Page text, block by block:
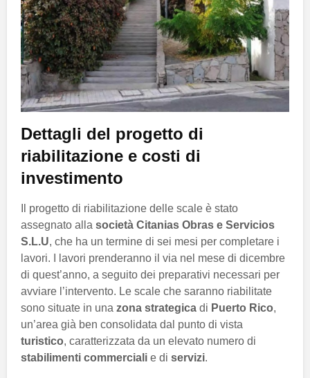
Dettagli del progetto di
riabilitazione e costi di
investimento
Il progetto di riabilitazione delle scale è stato
assegnato alla società Citanias Obras e Servicios
S.L.U, che ha un termine di sei mesi per completare i
lavori. I lavori prenderanno il via nel mese di dicembre
di quest’anno, a seguito dei preparativi necessari per
avviare l’intervento. Le scale che saranno riabilitate
sono situate in una zona strategica di Puerto Rico,
un’area già ben consolidata dal punto di vista
turistico, caratterizzata da un elevato numero di
stabilimenti commerciali e di servizi.